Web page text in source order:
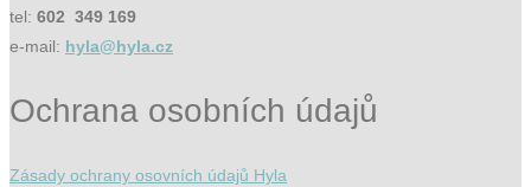
tel: 602 349 169
e-mail: hyla@hyla.cz
Ochrana osobních údajů
Zásady ochrany osovních údajů Hyla